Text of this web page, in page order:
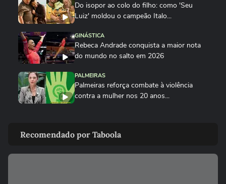
Do isopor ao colo do filho: como 'Seu
Luiz' moldou o campeão Italo...
GINÁSTICA
Rebeca Andrade conquista a maior nota
do mundo no salto em 2026
PALMEIRAS
Palmeiras reforça combate à violência
contra a mulher nos 20 anos...
skate, mas diz que esporte...
ESPORTES
Recomendado por Taboola